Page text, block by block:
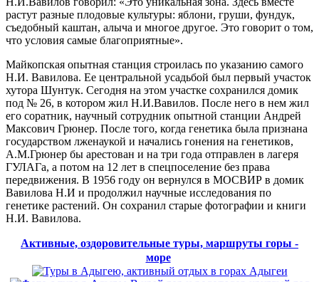
растут разные плодовые культуры: яблони, груши, фундук,
съедобный каштан, алыча и многое другое. Это говорит о том,
что условия самые благоприятные».
Майкопская опытная станция строилась по указанию самого
Н.И. Вавилова. Ее центральной усадьбой был первый участок
хутора Шунтук. Сегодня на этом участке сохранился домик
под № 26, в котором жил Н.И.Вавилов. После него в нем жил
его соратник, научный сотрудник опытной станции Андрей
Максович Грюнер. После того, когда генетика была признана
государством лженаукой и начались гонения на генетиков,
А.М.Грюнер бы арестован и на три года отправлен в лагеря
ГУЛАГа, а потом на 12 лет в спецпоселение без права
передвижения. В 1956 году он вернулся в МОСВИР в домик
Вавилова Н.И и продолжил научные исследования по
генетике растений. Он сохранил старые фотографии и книги
Н.И. Вавилова.
Активные, оздоровительные туры, маршруты горы -
море